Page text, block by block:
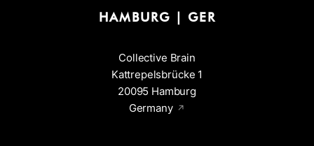
HAMBURG | GER
Collective Brain
Kattrepelsbrücke 1
20095 Hamburg
Germany